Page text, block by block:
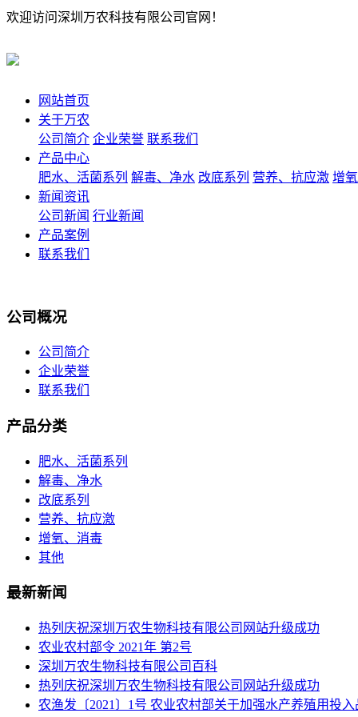
欢迎访问深圳万农科技有限公司官网！
网站首页
关于万农
公司简介 企业荣誉 联系我们
产品中心
肥水、活菌系列 解毒、净水 改底系列 营养、抗应激 增
新闻资讯
公司新闻 行业新闻
产品案例
联系我们
公司概况
公司简介
企业荣誉
联系我们
产品分类
肥水、活菌系列
解毒、净水
改底系列
营养、抗应激
增氧、消毒
其他
最新新闻
热列庆祝深圳万农生物科技有限公司网站升级成功
农业农村部令 2021年 第2号
深圳万农生物科技有限公司百科
热列庆祝深圳万农生物科技有限公司网站升级成功
农渔发〔2021〕1号 农业农村部关于加强水产养殖用投